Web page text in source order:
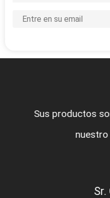
Sus productos
Sr.